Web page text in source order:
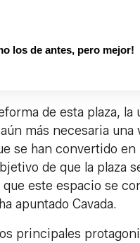
los de antes, pero mejor!
de esta plaza, la
más necesaria una
se han convertido
de que la plaza
este espacio se
apuntado Cavada.
principales